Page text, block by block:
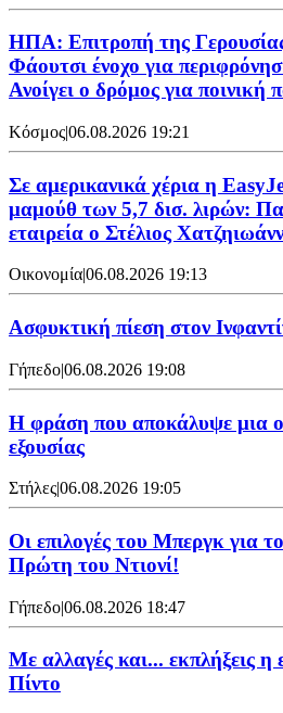
ΗΠΑ: Επιτροπή της Γερουσίας
Φάουτσι ένοχο για
Ανοίγει ο δρόμος για ποινική
Κόσμος|06.08.2026 19:21
Σε αμερικανικά χέρια η
μαμούθ των 5,7 δισ. λιρών:
εταιρεία ο Στέλιος
Οικονομία|06.08.2026 19:13
Ασφυκτική πίεση στον
Γήπεδο|06.08.2026 19:08
Η φράση που αποκάλυψε μια
εξουσίας
Στήλες|06.08.2026 19:05
Οι επιλογές του Μπεργκ για
Πρώτη του Ντιονί!
Γήπεδο|06.08.2026 18:47
Με αλλαγές και... εκπλήξεις η
Πίντο